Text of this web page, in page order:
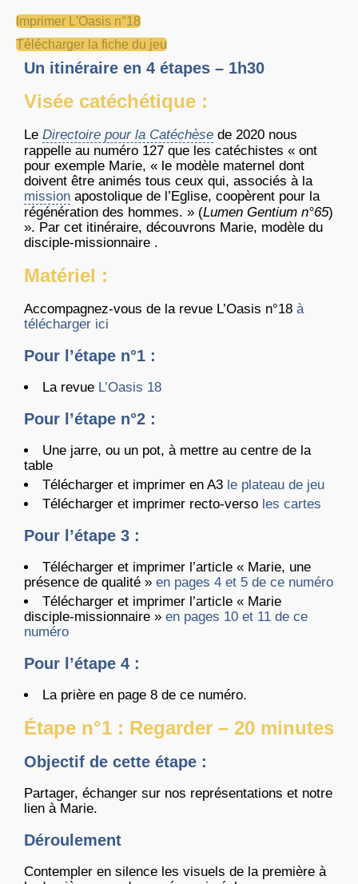
Imprimer L'Oasis n°18
Télécharger la fiche du jeu
Un itinéraire en 4 étapes – 1h30
Visée catéchétique :
Le Directoire pour la Catéchèse de 2020 nous
rappelle au numéro 127 que les catéchistes « ont
pour exemple Marie, « le modèle maternel dont
doivent être animés tous ceux qui, associés à la
mission apostolique de l’Eglise, coopèrent pour la
régénération des hommes. » (Lumen Gentium n°65)
». Par cet itinéraire, découvrons Marie, modèle du
disciple-missionnaire .
Matériel :
Accompagnez-vous de la revue L’Oasis n°18 à
télécharger ici
Pour l’étape n°1 :
La revue L’Oasis 18
Pour l’étape n°2 :
Une jarre, ou un pot, à mettre au centre de la
table
Télécharger et imprimer en A3 le plateau de jeu
Télécharger et imprimer recto-verso les cartes
Pour l’étape 3 :
Télécharger et imprimer l’article « Marie, une
présence de qualité » en pages 4 et 5 de ce numéro
Télécharger et imprimer l’article « Marie
disciple-missionnaire » en pages 10 et 11 de ce
numéro
Pour l’étape 4 :
La prière en page 8 de ce numéro.
Étape n°1 : Regarder – 20 minutes
Objectif de cette étape :
Partager, échanger sur nos représentations et notre
lien à Marie.
Déroulement
Contempler en silence les visuels de la première à